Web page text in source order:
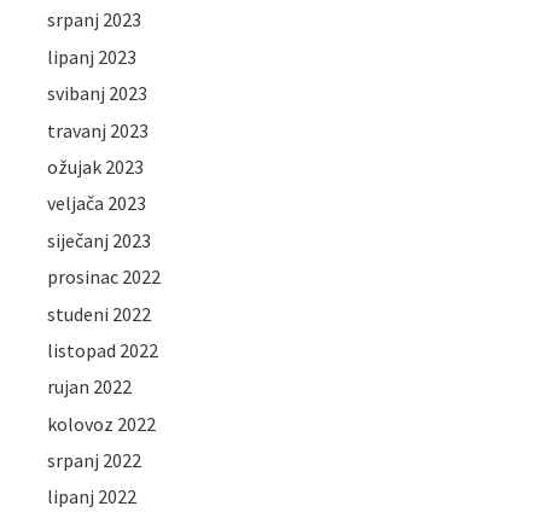
srpanj 2023
lipanj 2023
svibanj 2023
travanj 2023
ožujak 2023
veljača 2023
siječanj 2023
prosinac 2022
studeni 2022
listopad 2022
rujan 2022
kolovoz 2022
srpanj 2022
lipanj 2022